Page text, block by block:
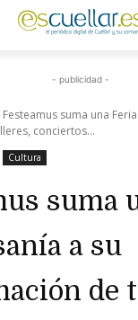
- publicidad -
Festeamus suma una
conciertos...
Cultura
suma
a su
de